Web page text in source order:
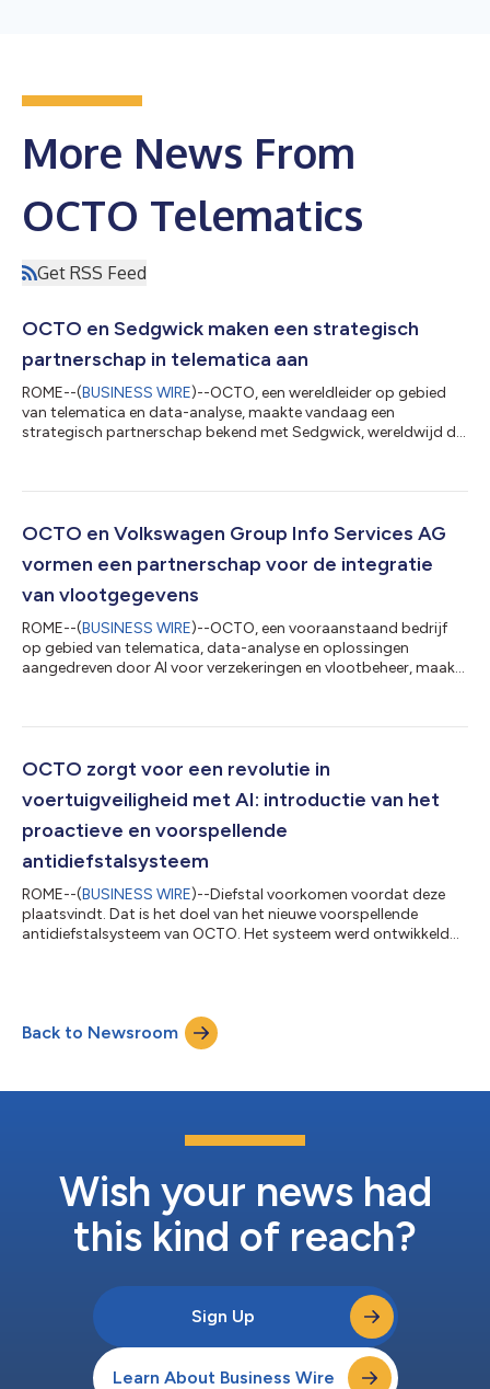
More News From
OCTO Telematics
Get RSS Feed
OCTO en Sedgwick maken een strategisch
partnerschap in telematica aan
ROME--(BUSINESS WIRE)--OCTO, een wereldleider op gebied
van telematica en data-analyse, maakte vandaag een
strategisch partnerschap bekend met Sedgwick, wereldwijd de
verzekeringen en mobiliteit hervormen door geavanceerde
claims. De samenwerking is bedoeld om een nieuw model te
creëren waar telematica en efficiëntie same...
OCTO en Volkswagen Group Info Services AG
vormen een partnerschap voor de integratie
van vlootgegevens
ROME--(BUSINESS WIRE)--OCTO, een vooraanstaand bedrijf
op gebied van telematica, data-analyse en oplossingen
aangedreven door AI voor verzekeringen en vlootbeheer, maakt
dataoplossingen voor vlootoperatoren uit te breiden door
Volkswagen Commercial Vehicles, Škoda, Seat, Cupra en Audi
rechtstreeks te integreren. Via dit partner...
OCTO zorgt voor een revolutie in
voertuigveiligheid met AI: introductie van het
proactieve en voorspellende
antidiefstalsysteem
ROME--(BUSINESS WIRE)--Diefstal voorkomen voordat deze
plaatsvindt. Dat is het doel van het nieuwe voorspellende
antidiefstalsysteem van OCTO. Het systeem werd ontwikkeld
learning en geavanceerde sensoren om realtime,
gepersonaliseerde voertuigbeveiliging te bieden. Deze zal
risicosignalen herkennen voordat er een diefstal pl...
Back to Newsroom
Wish your news had
this kind of reach?
Sign Up
Learn About Business Wire